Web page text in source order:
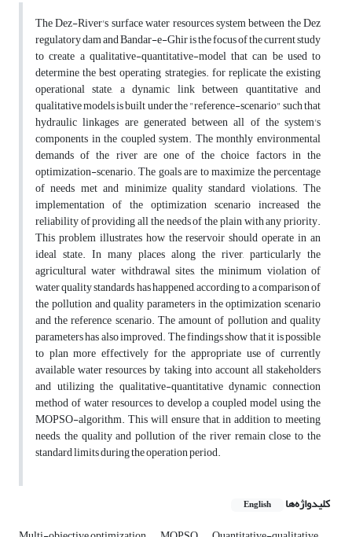
The Dez-River's surface water resources system between the Dez
regulatory dam and Bandar-e-Ghir is the focus of the current study
to create a qualitative-quantitative-model that can be used to
determine the best operating strategies. for replicate the existing
operational state, a dynamic link between quantitative and
qualitative models is built under the "reference-scenario" such that
hydraulic linkages are generated between all of the system's
components in the coupled system. The monthly environmental
demands of the river are one of the choice factors in the
optimization-scenario. The goals are to maximize the percentage
of needs met and minimize quality standard violations. The
implementation of the optimization scenario increased the
reliability of providing all the needs of the plain with any priority.
This problem illustrates how the reservoir should operate in an
ideal state. In many places along the river, particularly the
agricultural water withdrawal sites, the minimum violation of
water quality standards has happened, according to a comparison of
the pollution and quality parameters in the optimization scenario
and the reference scenario. The amount of pollution and quality
parameters has also improved. The findings show that it is possible
to plan more effectively for the appropriate use of currently
available water resources by taking into account all stakeholders
and utilizing the qualitative-quantitative dynamic connection
method of water resources to develop a coupled model using the
MOPSO-algorithm. This will ensure that, in addition to meeting
needs, the quality and pollution of the river remain close to the
standard limits during the operation period.
کلیدواژه‌ها English